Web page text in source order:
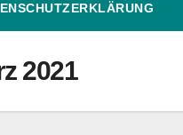
2021